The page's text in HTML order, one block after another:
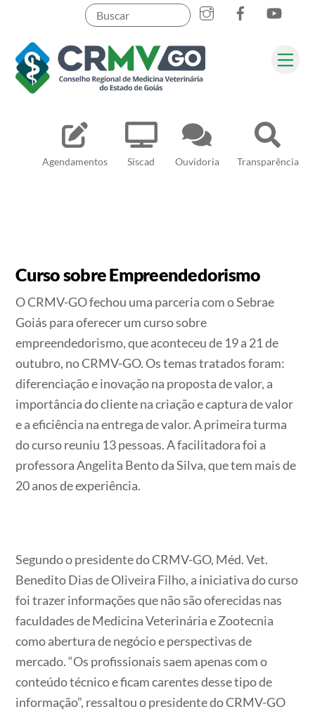
content
Agendamentos Siscad Ouvidoria Transparência
Pesquisar
Curso sobre Empreendedorismo
O CRMV-GO fechou uma parceria com o Sebrae
Goiás para oferecer um curso sobre
empreendedorismo, que aconteceu de 19 a 21 de
outubro, no CRMV-GO. Os temas tratados foram:
diferenciação e inovação na proposta de valor, a
importância do cliente na criação e captura de valor
e a eficiência na entrega de valor. A primeira turma
do curso reuniu 13 pessoas. A facilitadora foi a
professora Angelita Bento da Silva, que tem mais de
20 anos de experiência.
Segundo o presidente do CRMV-GO, Méd. Vet.
Benedito Dias de Oliveira Filho, a iniciativa do curso
foi trazer informações que não são oferecidas nas
faculdades de Medicina Veterinária e Zootecnia
como abertura de negócio e perspectivas de
mercado. “Os profissionais saem apenas com o
conteúdo técnico e ficam carentes desse tipo de
informação”, ressaltou o presidente do CRMV-GO